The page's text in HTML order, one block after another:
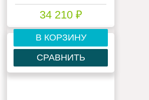
34 210 ₽
В КОРЗИНУ
СРАВНИТЬ